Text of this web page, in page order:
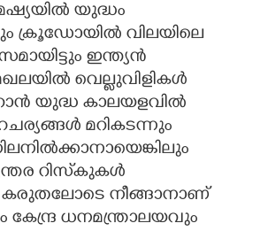
യുദ്ധം
ക്രൂഡോയില്‍ വിലയിലെ
ഇന്ത്യന്‍
വെല്ലുവിളികള്‍
യുദ്ധ കാലയളവില്‍
മറികടന്നും
റിസ്‌കുകള്‍
കരുതലോടെ നീങ്ങാനാണ്
കേന്ദ്ര ധനമന്ത്രാലയവും